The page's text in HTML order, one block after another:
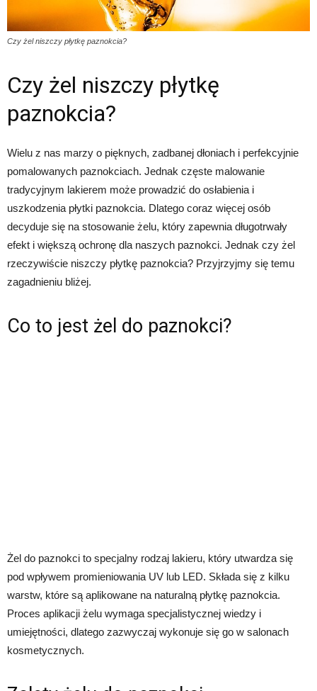
Czy żel niszczy płytkę paznokcia?
Czy żel niszczy płytkę
paznokcia?
Wielu z nas marzy o pięknych, zadbanej dłoniach i perfekcyjnie
pomalowanych paznokciach. Jednak częste malowanie
tradycyjnym lakierem może prowadzić do osłabienia i
uszkodzenia płytki paznokcia. Dlatego coraz więcej osób
decyduje się na stosowanie żelu, który zapewnia długotrwały
efekt i większą ochronę dla naszych paznokci. Jednak czy żel
rzeczywiście niszczy płytkę paznokcia? Przyjrzyjmy się temu
zagadnieniu bliżej.
Co to jest żel do paznokci?
Żel do paznokci to specjalny rodzaj lakieru, który utwardza się
pod wpływem promieniowania UV lub LED. Składa się z kilku
warstw, które są aplikowane na naturalną płytkę paznokcia.
Proces aplikacji żelu wymaga specjalistycznej wiedzy i
umiejętności, dlatego zazwyczaj wykonuje się go w salonach
kosmetycznych.